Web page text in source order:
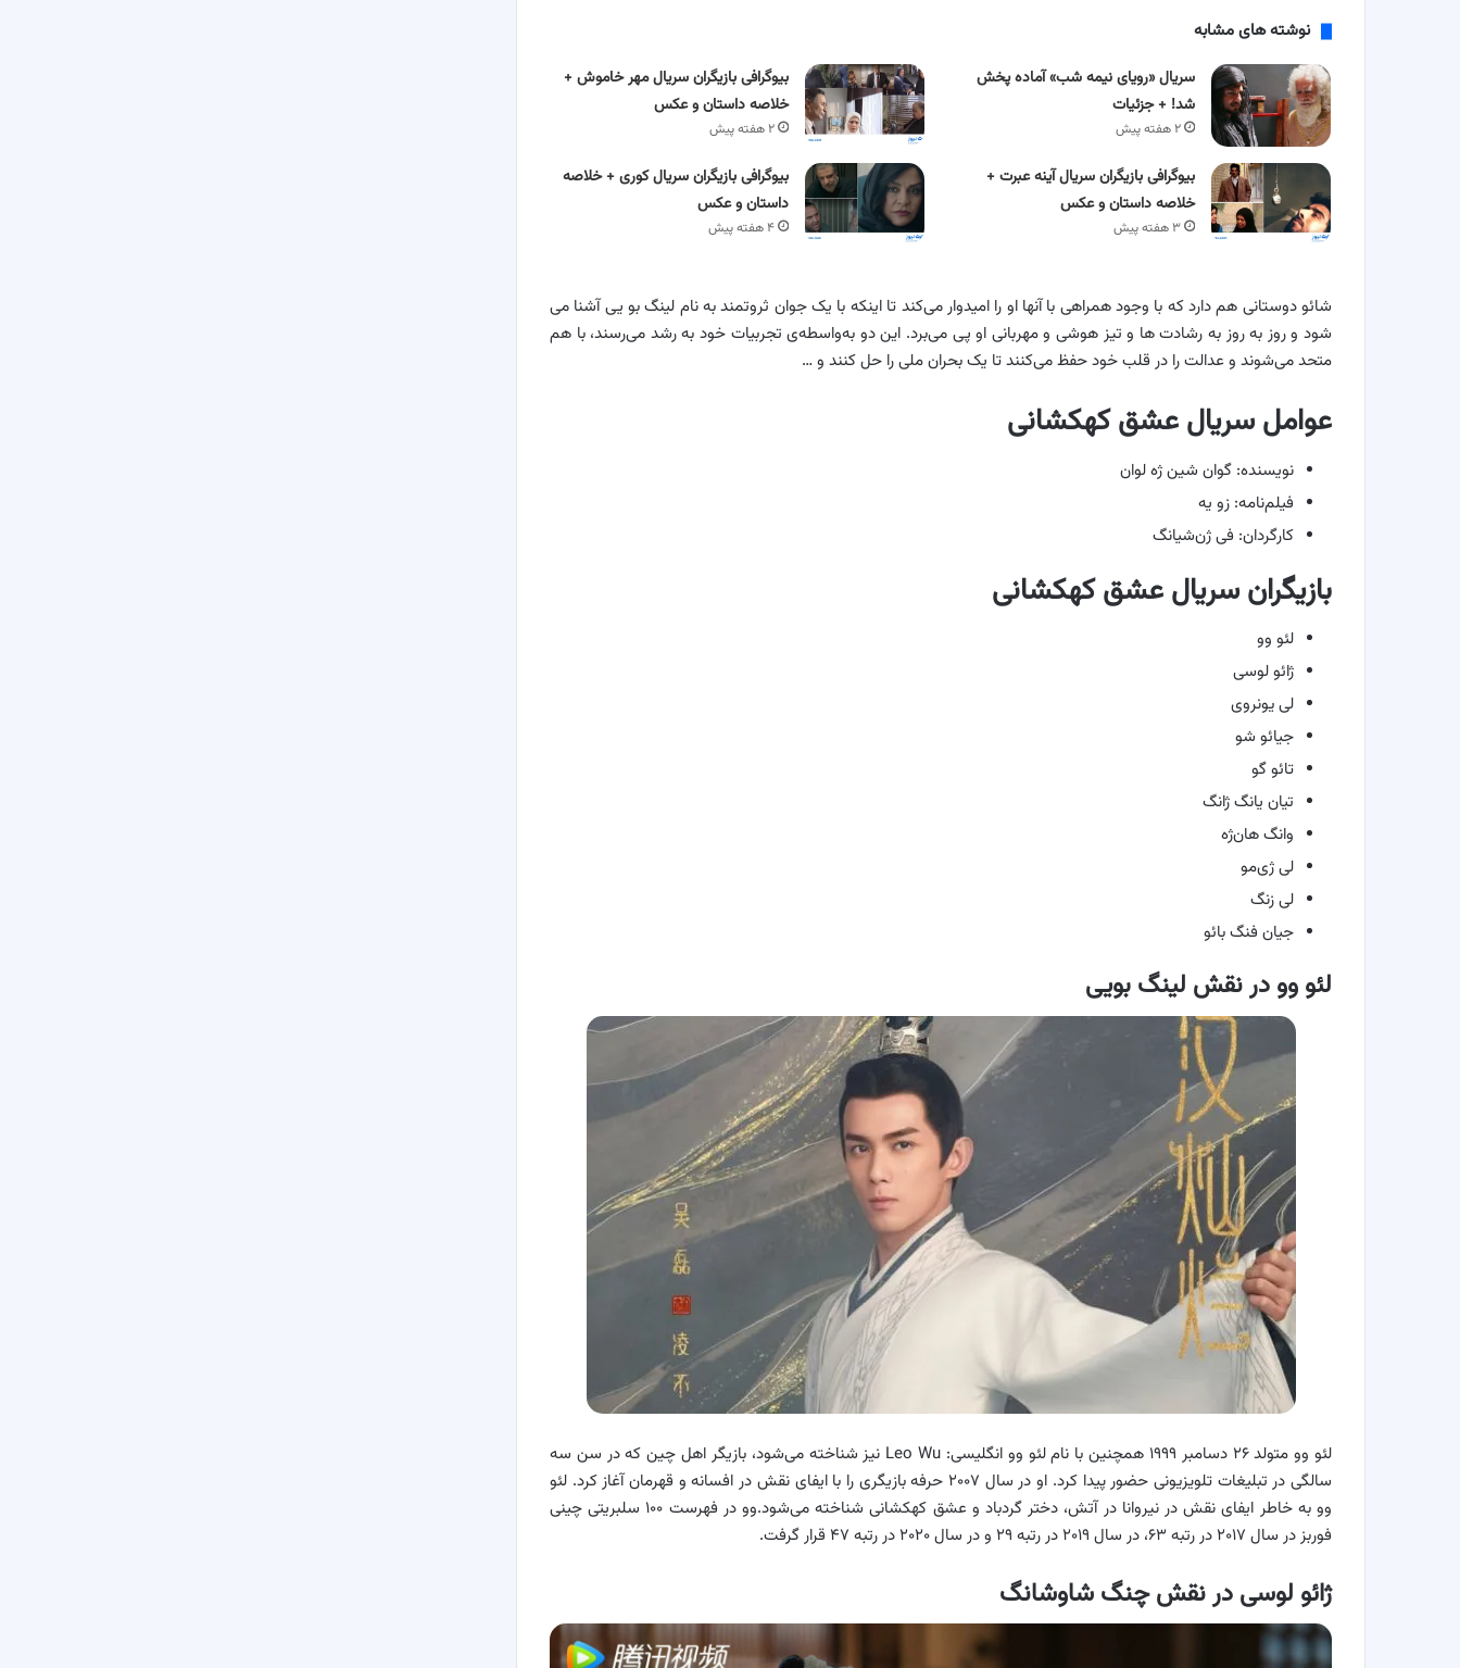
نوشته های مشابه
سریال «رویای نیمه شب» آماده پخش
شد! + جزئیات
۲ هفته پیش
بیوگرافی بازیگران سریال مهر خاموش +
خلاصه داستان و عکس
۲ هفته پیش
بیوگرافی بازیگران سریال آینه عبرت +
خلاصه داستان و عکس
۳ هفته پیش
بیوگرافی بازیگران سریال کوری + خلاصه
داستان و عکس
۴ هفته پیش
شائو دوستانی هم دارد که با وجود همراهی با آنها او را امیدوار می‌کند تا اینکه با یک جوان ثروتمند به نام لینگ بو یی آشنا می
شود و روز به روز به رشادت ها و تیز هوشی و مهربانی او پی می‌برد. این دو به‌واسطه‌ی تجربیات خود به رشد می‌رسند، با هم
متحد می‌شوند و عدالت را در قلب خود حفظ می‌کنند تا یک بحران ملی را حل کنند و …
عوامل سریال عشق کهکشانی
نویسنده: گوان شین ژه لوان
فیلم‌نامه: زو یه
کارگردان: فی ژن‌شیانگ
بازیگران سریال عشق کهکشانی
لئو وو
ژائو لوسی
لی یونروی
جیائو شو
تائو گو
تیان یانگ ژانگ
وانگ هان‌ژه
لی ژی‌مو
لی زنگ
جیان فنگ بائو
لئو وو در نقش لینگ بویی
لئو وو متولد ۲۶ دسامبر ۱۹۹۹ همچنین با نام لئو وو انگلیسی: Leo Wu نیز شناخته می‌شود، بازیگر اهل چین که در سن سه
سالگی در تبلیغات تلویزیونی حضور پیدا کرد. او در سال ۲۰۰۷ حرفه بازیگری را با ایفای نقش در افسانه و قهرمان آغاز کرد. لئو
وو به خاطر ایفای نقش در نیروانا در آتش، دختر گردباد و عشق کهکشانی شناخته می‌شود.وو در فهرست ۱۰۰ سلبریتی چینی
فوربز در سال ۲۰۱۷ در رتبه ۶۳، در سال ۲۰۱۹ در رتبه ۲۹ و در سال ۲۰۲۰ در رتبه ۴۷ قرار گرفت.
ژائو لوسی در نقش چنگ شاوشانگ